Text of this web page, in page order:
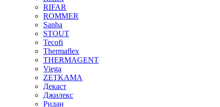
RIFAR
ROMMER
Sanha
STOUT
Tecofi
Thermaflex
THERMAGENT
Viega
ZETKAMA
Декаст
Джилекс
Ридан